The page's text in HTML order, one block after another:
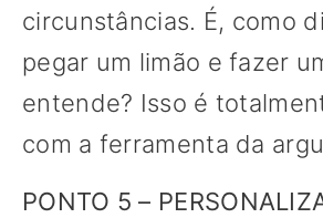
circunstâncias. É, como
pegar um limão e fazer
entende? Isso é
com a ferramenta da
PONTO 5 –